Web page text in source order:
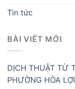
Tin tức
BÀI VIẾT MỚI
DỊCH THUẬT TỪ
PHƯỜNG HÒA